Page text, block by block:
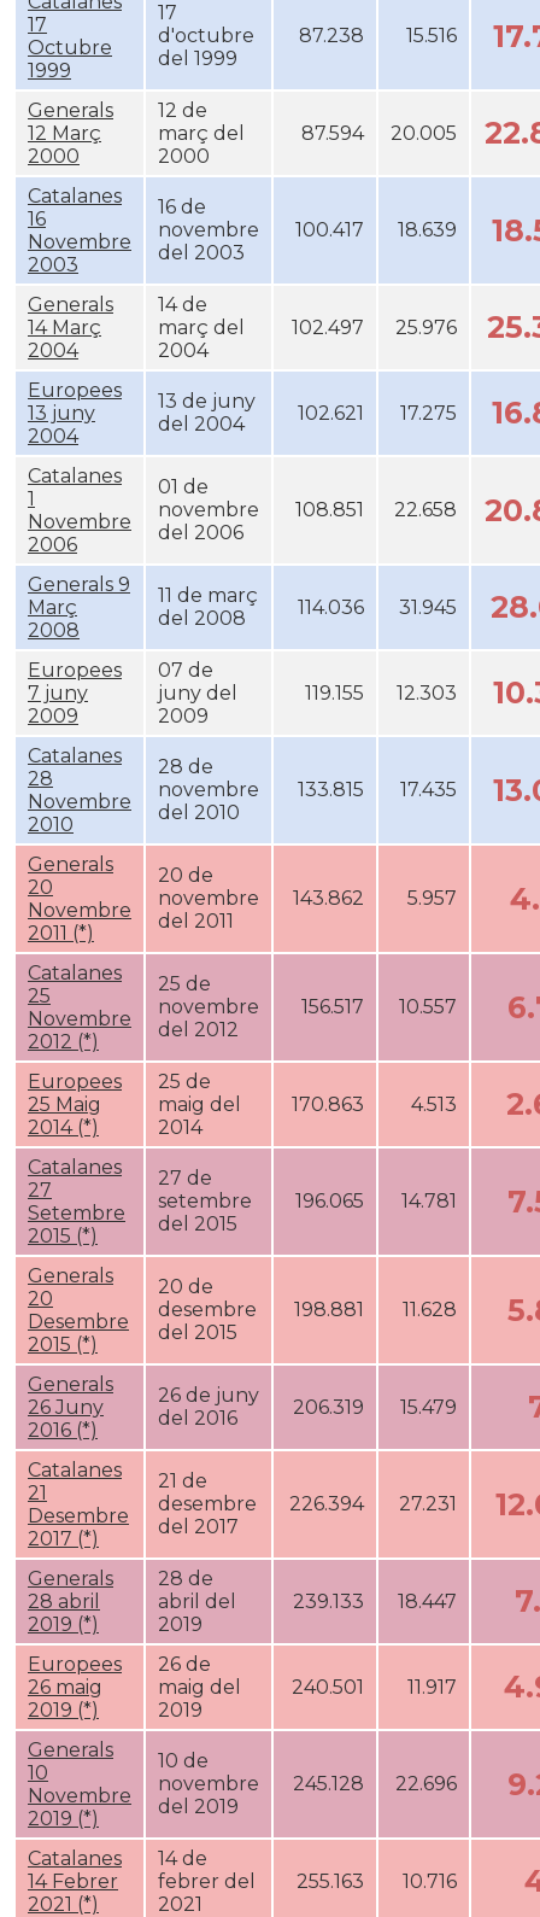
17
Octubre
1999
17
d'octubre
del 1999
87.238 15.516
Generals
12 Març
2000
12 de
març del
2000
87.594 20.005
Catalanes
16
Novembre
2003
16 de
novembre
del 2003
100.417 18.639
Generals
14 Març
2004
14 de
març del
2004
102.497 25.976
Europees
13 juny
2004
13 de juny
del 2004
102.621 17.275
Catalanes
1
Novembre
2006
01 de
novembre
del 2006
108.851 22.658
Generals 9
Març
2008
11 de març
del 2008
114.036 31.945
Europees
7 juny
2009
07 de
juny del
2009
119.155 12.303
Catalanes
28
Novembre
2010
28 de
novembre
del 2010
133.815 17.435
Generals
20
Novembre
2011 (*)
20 de
novembre
del 2011
143.862 5.957
Catalanes
25
Novembre
2012 (*)
25 de
novembre
del 2012
156.517 10.557
Europees
25 Maig
2014 (*)
25 de
maig del
2014
170.863 4.513
Catalanes
27
Setembre
2015 (*)
27 de
setembre
del 2015
196.065 14.781
Generals
20
Desembre
2015 (*)
20 de
desembre
del 2015
198.881 11.628
Generals
26 Juny
2016 (*)
26 de juny
del 2016
206.319 15.479
Catalanes
21
Desembre
2017 (*)
21 de
desembre
del 2017
226.394 27.231
Generals
28 abril
2019 (*)
28 de
abril del
2019
239.133 18.447
Europees
26 maig
2019 (*)
26 de
maig del
2019
240.501 11.917
Generals
10
Novembre
2019 (*)
10 de
novembre
del 2019
245.128 22.696
Catalanes
14 Febrer
2021 (*)
14 de
febrer del
2021
255.163 10.716